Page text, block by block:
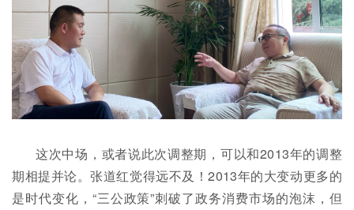
这次中场，或者说此次调整期，可以和2013年的调整
期相提并论。张道红觉得远不及！2013年的大变动更多的
是时代变化，“三公政策”刺破了政务消费市场的泡沫，但